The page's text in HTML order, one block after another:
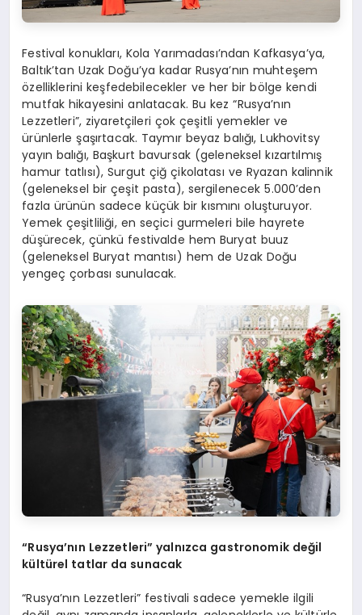
Festival konukları, Kola Yarımadası’ndan Kafkasya’ya,
Baltık’tan Uzak Doğu’ya kadar Rusya’nın muhteşem
özelliklerini keşfedebilecekler ve her bir bölge kendi
mutfak hikayesini anlatacak. Bu kez “Rusya’nın
Lezzetleri”, ziyaretçileri çok çeşitli yemekler ve
ürünlerle şaşırtacak. Taymır beyaz balığı, Lukhovitsy
yayın balığı, Başkurt bavursak (geleneksel kızartılmış
hamur tatlısı), Surgut çiğ çikolatası ve Ryazan kalinnik
(geleneksel bir çeşit pasta), sergilenecek 5.000’den
fazla ürünün sadece küçük bir kısmını oluşturuyor.
Yemek çeşitliliği, en seçici gurmeleri bile hayrete
düşürecek, çünkü festivalde hem Buryat buuz
(geleneksel Buryat mantısı) hem de Uzak Doğu
yengeç çorbası sunulacak.
“Rusya’nın Lezzetleri” yalnızca gastronomik değil
kültürel tatlar da sunacak
“Rusya’nın Lezzetleri” festivali sadece yemekle ilgili